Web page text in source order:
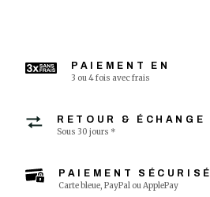
PAIEMENT EN
3 ou 4 fois avec frais
RETOUR & ÉCHANGE
Sous 30 jours *
PAIEMENT SÉCURISÉ
Carte bleue, PayPal ou ApplePay